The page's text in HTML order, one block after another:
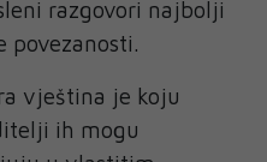
razgovori najbolji
povezanosti.
vještina je koju
ih mogu